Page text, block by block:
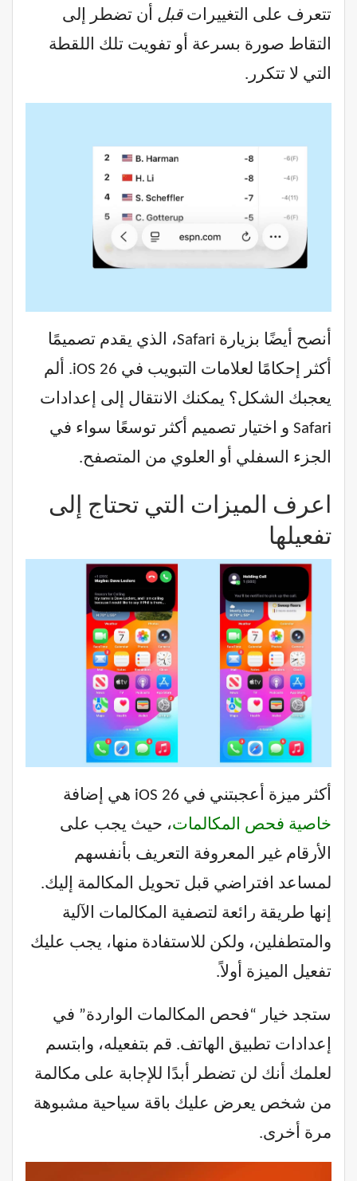
تتعرف على التغييراتقبل أن تضطر إلى
التقاط صورة بسرعة أو تفويت تلك اللقطة
التي لا تتكرر.
أنصح أيضًا بزيارة Safari، الذي يقدم تصميمًا
أكثر إحكامًا لعلامات التبويب في iOS 26. ألم
يعجبك الشكل؟ يمكنك الانتقال إلى إعدادات
Safari و اختيار تصميم أكثر توسعًا سواء في
الجزء السفلي أو العلوي من المتصفح.
اعرف الميزات التي تحتاج إلى
تفعيلها
أكثر ميزة أعجبتني في iOS 26 هي إضافة
خاصية فحص المكالمات، حيث يجب على
الأرقام غير المعروفة التعريف بأنفسهم
لمساعد افتراضي قبل تحويل المكالمة إليك.
إنها طريقة رائعة لتصفية المكالمات الآلية
والمتطفلين، ولكن للاستفادة منها، يجب عليك
تفعيل الميزة أولاً.
ستجد خيار “فحص المكالمات الواردة” في
إعدادات تطبيق الهاتف. قم بتفعيله، وابتسم
لعلمك أنك لن تضطر أبدًا للإجابة على مكالمة
من شخص يعرض عليك باقة سياحية مشبوهة
مرة أخرى.